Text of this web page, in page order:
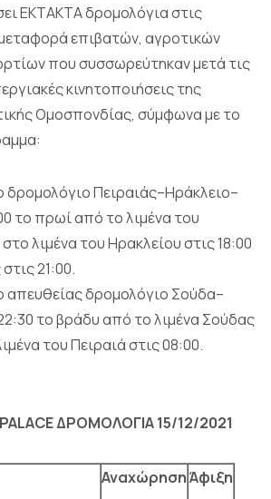
ΕΚΤΑΚΤΑ δρομολόγια στις
μεταφορά επιβατών, αγροτικών
που συσσωρεύτηκαν μετά τις
κινητοποιήσεις της
Ομοσπονδίας, σύμφωνα με το
Πειραιάς–Ηράκλειο–
το πρωί από το λιμένα του
λιμένα του Ηρακλείου στις 18:00
21:00.
δρομολόγιο Σούδα–
το βράδυ από το λιμένα Σούδας
του Πειραιά στις 08:00.
ΔΡΟΜΟΛΟΓΙΑ15/12/2021
ΑναχώρησηΆφιξη